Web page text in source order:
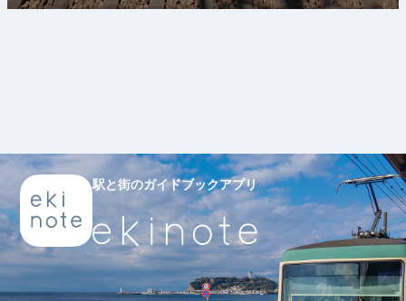
駅と街のガイドブックアプリ